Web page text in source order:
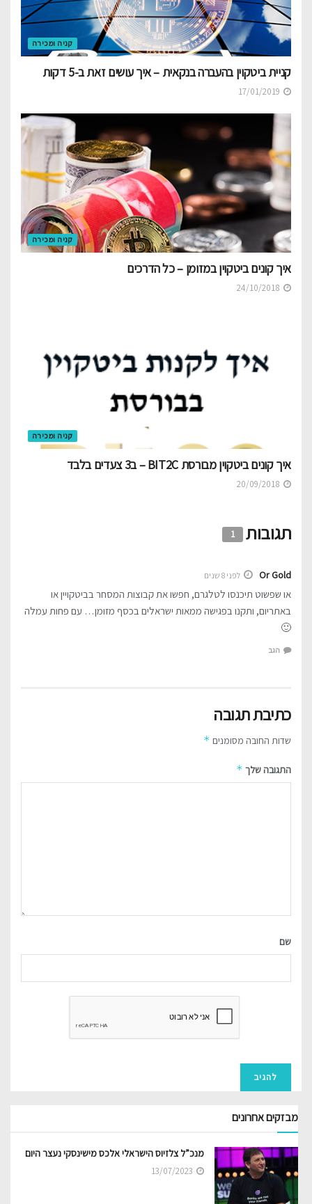
קניה ומכירה
קניית ביטקוין בהעברה בנקאית – איך עושים זאת ב-5 דקות
קניה ומכירה
איך קונים ביטקוין במזומן – כל הדרכים
קניה ומכירה
איך קונים ביטקוין מבורסת BIT2C – ב3 צעדים בלבד
תגובות 1
Or Gold לפני 8 שנים
או שפשוט תיכנסו לטלגרם, חפשו את קבוצות המסחר בביטקויין או
באתריום, ותקנו בפגישה ממאות ישראלים בכסף מזומן… עם פחות עמלה
🙂
הגב
כתיבת תגובה
שדות החובה מסומנים *
התגובה שלך *
שם
מבזקים אחרונים
מנכ”ל צלזיוס הישראלי אלכס מישינסקי נעצר היום